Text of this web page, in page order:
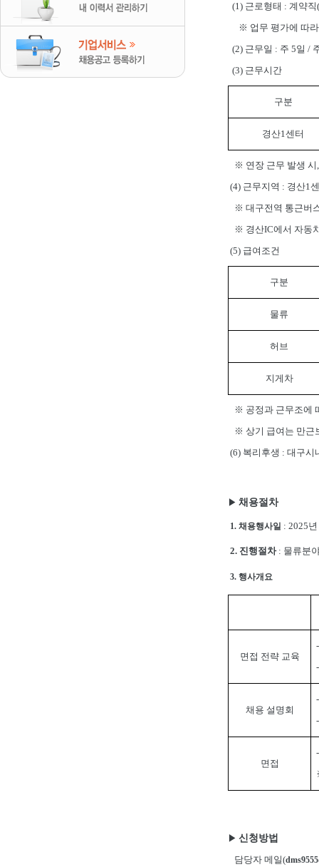
(1) 근로형태 : 계약직
※ 업무 평가에 따
(2) 근무일 : 주 5일 /
(3) 근무시간
구분
경산1센터
※ 연장 근무 발생 시
(4) 근무지역 : 경산1
※ 대구전역 통근버
※ 경산IC에서 자동
(5) 급여조건
구분
물류
허브
지게차
※ 공정과 근무조에
※ 상기 급여는 만근
(6) 복리후생 : 대구시
▶ 채용절차
1. 채용행사일 : 2025
2. 진행절차 : 물류분
3. 행사개요
면접 전략 교육
채용 설명회
면접
▶ 신청방법
담당자 메일(